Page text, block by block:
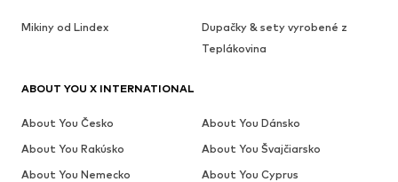
Mikiny od Lindex
Dupačky & sety vyrobené z
Teplákovina
ABOUT YOU X INTERNATIONAL
About You Česko
About You Dánsko
About You Rakúsko
About You Švajčiarsko
About You Nemecko
About You Cyprus